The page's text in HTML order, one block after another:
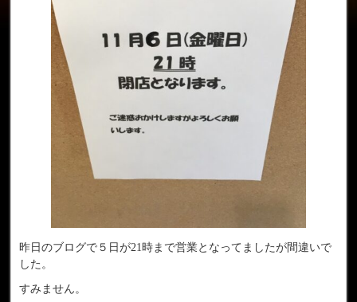
昨日のブログで５日が21時まで営業となってましたが間違いで
した。
すみません。